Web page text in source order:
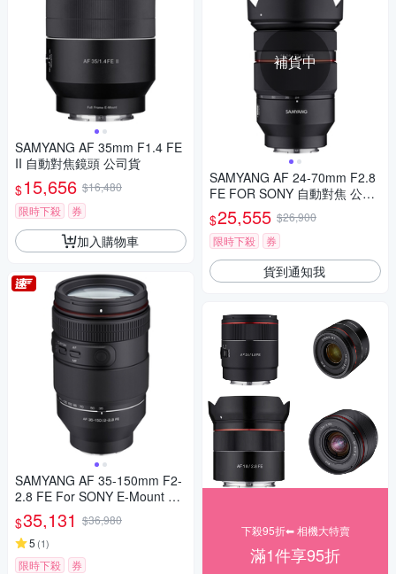
SAMYANG AF 35mm F1.4 FE
II 自動對焦鏡頭 公司貨
$15,656 $16,480
限時下殺
券
加入購物車
SAMYANG AF 35-150mm F2-
2.8 FE For SONY E-Mount 自
動對焦鏡頭 公司貨
$35,131 $36,980
5 (1)
限時下殺 券
補貨中
SAMYANG AF 24-70mm F2.8
FE FOR SONY 自動對焦 公司
貨
$25,555 $26,900
限時下殺
券
貨到通知我
下殺95折⬅︎ 相機大特賣
滿1件享95折